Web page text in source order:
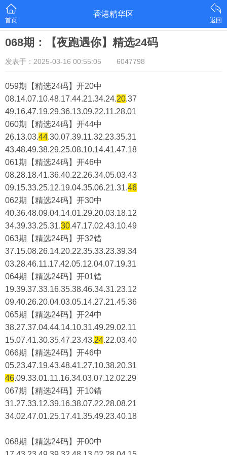
首页
香港精华区
返回
068期：【夜跑遇你】精选24码
发表于：2025-03-16 00:55:05 6047798
059期【精选24码】开20中
08.14.07.10.48.17.44.21.34.24.20.37
49.16.47.19.29.36.13.09.22.11.28.01
060期【精选24码】开44中
26.13.03.44.30.07.39.11.32.23.35.31
43.48.49.38.29.25.08.10.14.41.47.18
061期【精选24码】开46中
08.28.18.41.36.40.22.26.34.05.03.43
09.15.33.25.12.19.04.35.06.21.31.46
062期【精选24码】开30中
40.36.48.09.04.14.01.29.20.03.18.12
34.39.33.25.31.30.47.17.02.43.10.49
063期【精选24码】开32错
37.15.08.26.14.20.22.35.33.23.39.34
03.28.46.11.17.42.05.12.04.07.19.31
064期【精选24码】开01错
19.39.37.33.16.35.38.46.34.31.23.12
09.40.26.20.04.03.05.14.27.21.45.36
065期【精选24码】开24中
38.27.37.04.44.14.10.31.49.29.02.11
15.07.41.30.35.47.23.43.24.22.03.40
066期【精选24码】开46中
05.23.47.19.43.48.41.27.10.38.20.31
46.09.33.01.11.16.34.03.07.12.02.29
067期【精选24码】开10错
31.27.33.12.39.16.38.07.22.28.08.21
34.02.47.01.25.17.41.35.49.23.40.18
068期【精选24码】开00中